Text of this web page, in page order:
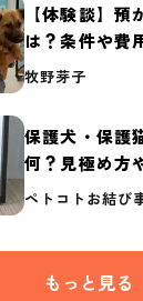
【体験談】
は？条件や費
介
牧野芽子
保護犬・保護
何？見極め方
要なものを紹
ペトコトお結び
もっと見る